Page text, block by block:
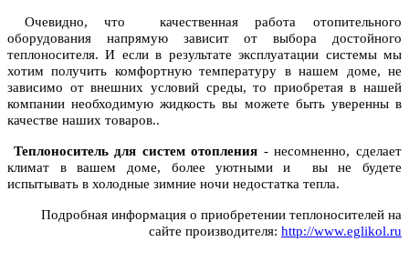
Очевидно, что качественная работа отопительного
оборудования напрямую зависит от выбора достойного
теплоносителя. И если в результате эксплуатации системы мы
хотим получить комфортную температуру в нашем доме, не
зависимо от внешних условий среды, то приобретая в нашей
компании необходимую жидкость вы можете быть уверенны в
качестве наших товаров..
Теплоноситель для систем отопления - несомненно, сделает
климат в вашем доме, более уютными и вы не будете
испытывать в холодные зимние ночи недостатка тепла.
Подробная информация о приобретении теплоносителей на
сайте производителя: http://www.eglikol.ru